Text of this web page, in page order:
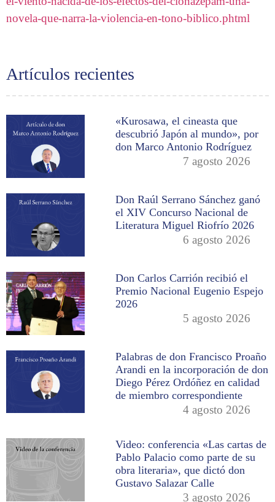
Artículos recientes
«Kurosawa, el cineasta que
descubrió Japón al mundo», por
don Marco Antonio Rodríguez
7 agosto 2026
Don Raúl Serrano Sánchez ganó
el XIV Concurso Nacional de
Literatura Miguel Riofrío 2026
6 agosto 2026
Don Carlos Carrión recibió el
Premio Nacional Eugenio Espejo
2026
5 agosto 2026
Palabras de don Francisco Proaño
Arandi en la incorporación de don
Diego Pérez Ordóñez en calidad
de miembro correspondiente
4 agosto 2026
Video: conferencia «Las cartas de
Pablo Palacio como parte de su
obra literaria», que dictó don
Gustavo Salazar Calle
3 agosto 2026
novela-que-narra-la-violencia-en-tono-biblico.phtml